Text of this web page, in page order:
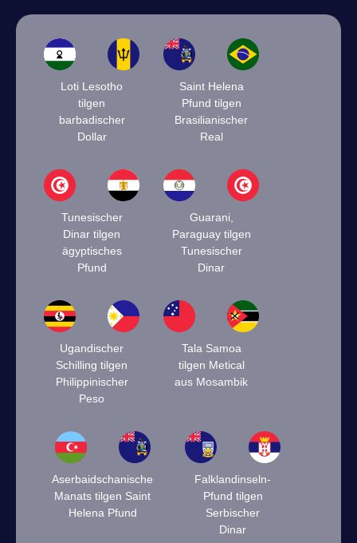
Loti Lesotho
tilgen
barbadischer
Dollar
Saint Helena
Pfund tilgen
Brasilianischer
Real
Tunesischer
Dinar tilgen
ägyptisches
Pfund
Guarani,
Paraguay tilgen
Tunesischer
Dinar
Ugandischer
Schilling tilgen
Philippinischer
Peso
Tala Samoa
tilgen Metical
aus Mosambik
Aserbaidschanische
Manats tilgen Saint
Helena Pfund
Falklandinseln-
Pfund tilgen
Serbischer
Dinar